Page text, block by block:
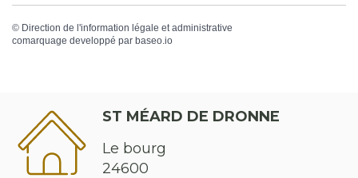
© Direction de l'information légale et administrative
comarquage developpé par baseo.io
ST MÉARD DE DRONNE
Le bourg
24600